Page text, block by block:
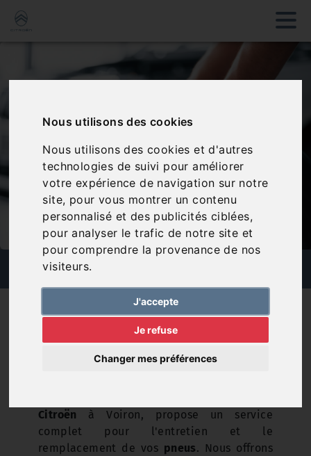
Nous utilisons des cookies
Nous utilisons des cookies et d'autres
technologies de suivi pour améliorer
votre expérience de navigation sur notre
site, pour vous montrer un contenu
personnalisé et des publicités ciblées,
pour analyser le trafic de notre site et
pour comprendre la provenance de nos
visiteurs.
J'accepte
Je refuse
Changer mes préférences
PNEUMATIQUES
Pneumatiques
Citroën à Voiron, propose un service
complet pour l'entretien et le
remplacement de vos pneus. Nous offrons